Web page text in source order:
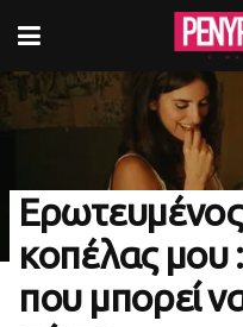
Ερωτευμένος
κοπέλας
που μπορεί